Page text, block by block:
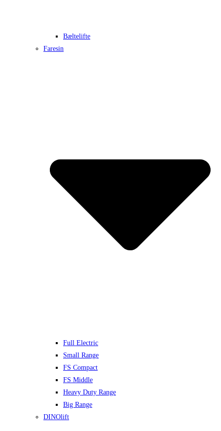
Bæltelifte
Faresin
Full Electric
Small Range
FS Compact
FS Middle
Heavy Duty Range
Big Range
DINOlift